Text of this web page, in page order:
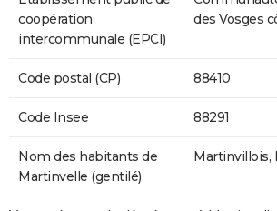
coopération
intercommunale (EPCI)
des Vosges
Code postal (CP) 88410
Code Insee 88291
Nom des habitants de
Martinvelle (gentilé)
Martinvillois,